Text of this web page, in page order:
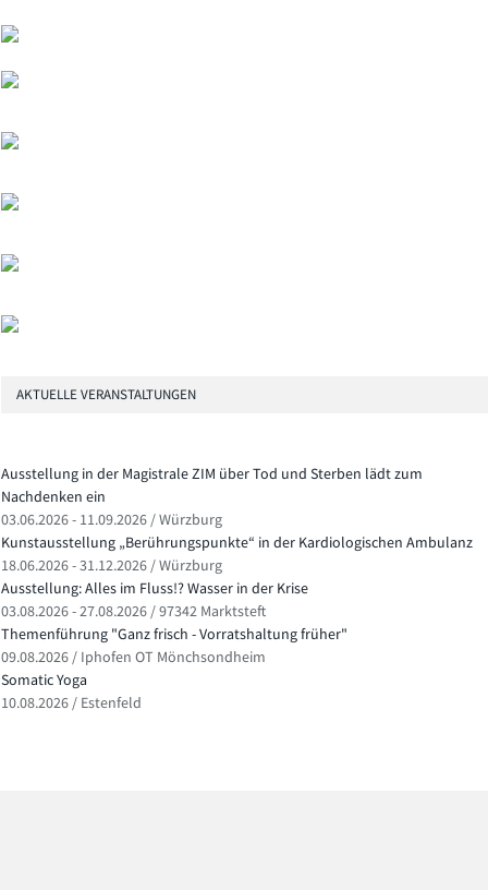
AKTUELLE VERANSTALTUNGEN
Ausstellung in der Magistrale ZIM über Tod und Sterben lädt zum
Nachdenken ein
03.06.2026 - 11.09.2026 / Würzburg
Kunstausstellung „Berührungspunkte“ in der Kardiologischen Ambulanz
18.06.2026 - 31.12.2026 / Würzburg
Ausstellung: Alles im Fluss!? Wasser in der Krise
03.08.2026 - 27.08.2026 / 97342 Marktsteft
Themenführung "Ganz frisch - Vorratshaltung früher"
09.08.2026 / Iphofen OT Mönchsondheim
Somatic Yoga
10.08.2026 / Estenfeld